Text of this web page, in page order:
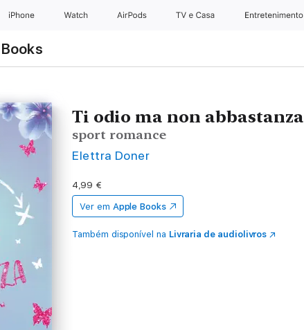
iPhone Watch AirPods TV e Casa Entretenimento
Ti odio ma non abbastanza
sport romance
Elettra Doner
4,99 €
Ver em Apple Books
Também disponível na Livraria de audiolivros